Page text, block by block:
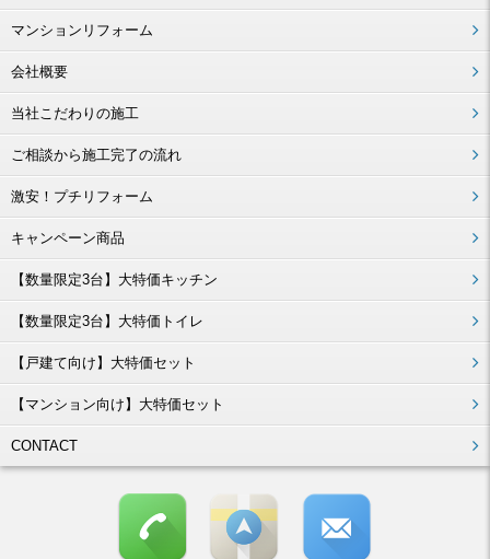
マンションリフォーム
会社概要
当社こだわりの施工
ご相談から施工完了の流れ
激安！プチリフォーム
キャンペーン商品
【数量限定3台】大特価キッチン
【数量限定3台】大特価トイレ
【戸建て向け】大特価セット
【マンション向け】大特価セット
CONTACT